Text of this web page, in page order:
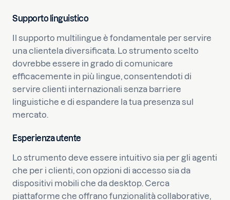
Supporto linguistico
Il supporto multilingue è fondamentale per servire
una clientela diversificata. Lo strumento scelto
dovrebbe essere in grado di comunicare
efficacemente in più lingue, consentendoti di
servire clienti internazionali senza barriere
linguistiche e di espandere la tua presenza sul
mercato.
Esperienza utente
Lo strumento deve essere intuitivo sia per gli agenti
che per i clienti, con opzioni di accesso sia da
dispositivi mobili che da desktop. Cerca
piattaforme che offrano funzionalità collaborative,